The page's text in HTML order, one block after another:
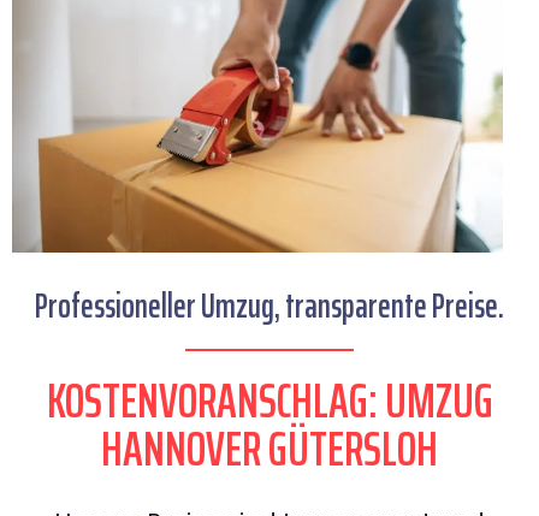
Professioneller Umzug, transparente Preise.
KOSTENVORANSCHLAG: UMZUG
HANNOVER GÜTERSLOH